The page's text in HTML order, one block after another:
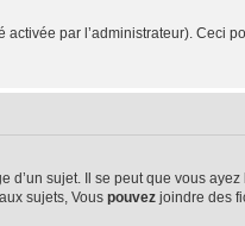
par l’administrateur). Ceci
sujet. Il se peut que vous
sujets, Vous pouvez joindre des